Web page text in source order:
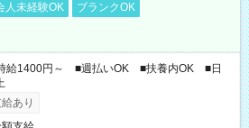
人未経験OK
ブランクOK
給1400円～ ■週払いOK ■扶養内OK ■日
あり